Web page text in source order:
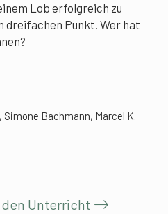
Lob erfolgreich zu
dreifachen Punkt. Wer hat
Bachmann, Marcel K.
Unterricht